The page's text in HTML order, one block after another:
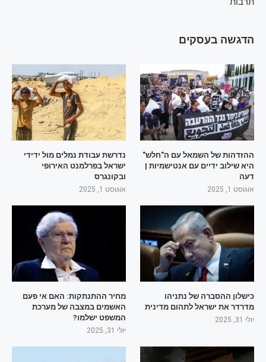
הדגשה בעסקים
ההזדהות של השמאל עם ה"חלש"
היא שילוב ידיים עם אנטישמיות |
דעה
אוגוסט 1, 2025
נדרשת עבודת נמלים מול ידידי
ישראל בפרלמנט האירופי
ובקונגרס
אוגוסט 1, 2025
כישלון ההסברה של נתניהו
מדרדר את ישראל לתהום מדינית
יולי 31, 2025
מחיר ההתנתקות: האם אי פעם
האשמים במצבה של מערכת
המשפט ישלמו?
יולי 31, 2025